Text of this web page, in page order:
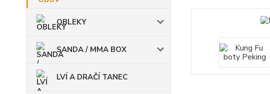
OBLEKY
SANDA / MMA BOX
LVÍ A DRAČÍ TANEC